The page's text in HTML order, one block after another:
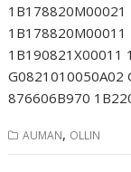
1B178820M00021
1B190821X00011
G0821010050A02
876606B970
AUMAN, OLLIN